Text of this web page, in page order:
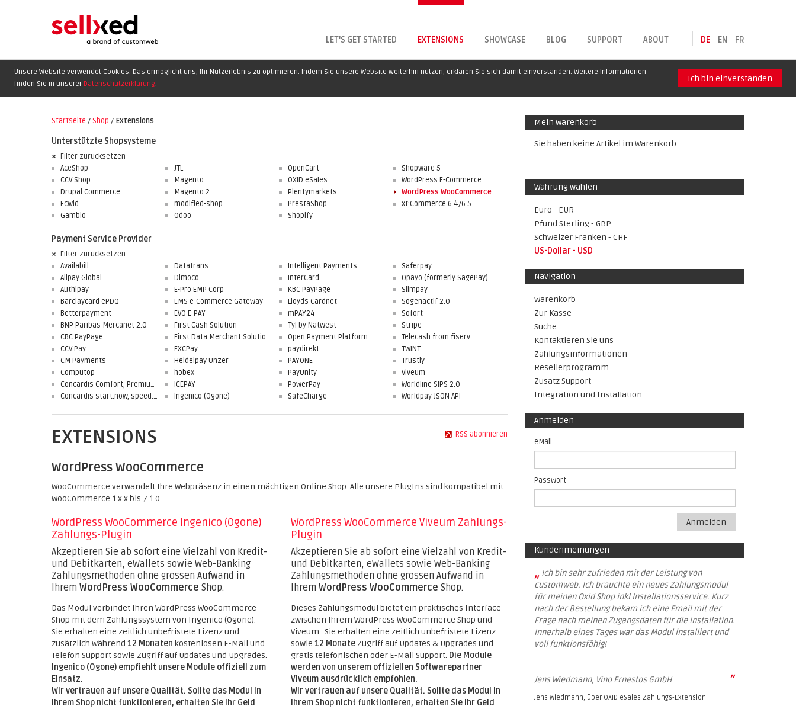
DE EN FR
LET'S GET STARTED EXTENSIONS SHOWCASE BLOG SUPPORT ABOUT
Unsere Website verwendet Cookies. Das ermöglicht uns, Ihr Nutzerlebnis zu optimieren. Indem Sie unsere Website weiterhin nutzen, erklären Sie sich damit einverstanden. Weitere Informationen
finden Sie in unserer Datenschutzerklärung.
Ich bin einverstanden
Startseite / Shop / Extensions
Unterstützte Shopsysteme
Filter zurücksetzen
AceShop
CCV Shop
Drupal Commerce
Ecwid
Gambio
JTL
Magento
Magento 2
modified-shop
Odoo
OpenCart
OXID eSales
Plentymarkets
PrestaShop
Shopify
Shopware 5
WordPress E-Commerce
WordPress WooCommerce
xt:Commerce 6.4/6.5
Payment Service Provider
Filter zurücksetzen
Availabill
Alipay Global
Authipay
Barclaycard ePDQ
Betterpayment
BNP Paribas Mercanet 2.0
CBC PayPage
CCV Pay
CM Payments
Computop
Concardis Comfort, Premium, Professional
Concardis start.now, speed.up, flex.pro
Datatrans
Dimoco
E-Pro EMP Corp
EMS e-Commerce Gateway
EVO E-PAY
First Cash Solution
First Data Merchant Solutions
FXCPay
Heidelpay Unzer
hobex
ICEPAY
Ingenico (Ogone)
Intelligent Payments
InterCard
KBC PayPage
Lloyds Cardnet
mPAY24
Tyl by Natwest
Open Payment Platform
paydirekt
PAYONE
PayUnity
PowerPay
SafeCharge
Saferpay
Opayo (formerly SagePay)
Slimpay
Sogenactif 2.0
Sofort
Stripe
Telecash from fiserv
TWINT
Trustly
Viveum
Worldline SIPS 2.0
Worldpay JSON API
RSS abonnieren
EXTENSIONS
WordPress WooCommerce
WooCommerce verwandelt Ihre Webpräsenz in einen mächtigen Online Shop. Alle unsere PlugIns sind kompatibel mit
WooCommerce 1.x.x bis 7.1.0.
WordPress WooCommerce Ingenico (Ogone)
Zahlungs-Plugin
Akzeptieren Sie ab sofort eine Vielzahl von Kredit-
und Debitkarten, eWallets sowie Web-Banking
Zahlungsmethoden ohne grossen Aufwand in
Ihrem WordPress WooCommerce Shop.
Das Modul verbindet Ihren WordPress WooCommerce
Shop mit dem Zahlungssystem von Ingenico (Ogone).
Sie erhalten eine zeitlich unbefristete Lizenz und
zusätzlich während 12 Monaten kostenlosen E-Mail und
Telefon Support sowie Zugriff auf Updates und Upgrades.
Ingenico (Ogone) empfiehlt unsere Module offiziell zum
Einsatz.
Wir vertrauen auf unsere Qualität. Sollte das Modul in
Ihrem Shop nicht funktionieren, erhalten Sie Ihr Geld
WordPress WooCommerce Viveum Zahlungs-
Plugin
Akzeptieren Sie ab sofort eine Vielzahl von Kredit-
und Debitkarten, eWallets sowie Web-Banking
Zahlungsmethoden ohne grossen Aufwand in
IhremWordPress WooCommerceShop.
Dieses Zahlungsmodul bietet ein praktisches Interface
zwischen Ihrem WordPress WooCommerce Shop und
Viveum . Sie erhalten eine zeitlich unbefristete Lizenz
sowie12 Monate Zugriff auf Updates & Upgrades und
gratis telefonischen oder E-Mail Support. Die Module
werden von unserem offiziellen Softwarepartner
Viveum ausdrücklich empfohlen.
Wir vertrauen auf unsere Qualität. Sollte das Modul in
Ihrem Shop nicht funktionieren, erhalten Sie Ihr Geld
Mein Warenkorb
Sie haben keine Artikel im Warenkorb.
Währung wählen
Euro - EUR
Pfund Sterling - GBP
Schweizer Franken - CHF
US-Dollar - USD
Navigation
Warenkorb
Zur Kasse
Suche
Kontaktieren Sie uns
Zahlungsinformationen
Resellerprogramm
Zusatz Support
Integration und Installation
Anmelden
eMail
Passwort
Anmelden
Kundenmeinungen
„ Ich bin sehr zufrieden mit der Leistung von
customweb. Ich brauchte ein neues Zahlungsmodul
für meinen Oxid Shop inkl Installationsservice. Kurz
nach der Bestellung bekam ich eine Email mit der
Frage nach meinen Zugangsdaten für die Installation.
Innerhalb eines Tages war das Modul installiert und
voll funktionsfähig!
Jens Wiedmann, Vino Ernestos GmbH ”
Jens Wiedmann, über OXID eSales Zahlungs-Extension